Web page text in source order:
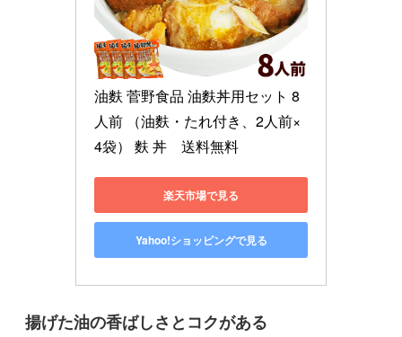
油麩 菅野食品 油麩丼用セット 8
人前 （油麩・たれ付き、2人前×
4袋） 麩 丼　送料無料
楽天市場で見る
Yahoo!ショッピングで見る
揚げた油の香ばしさとコクがある